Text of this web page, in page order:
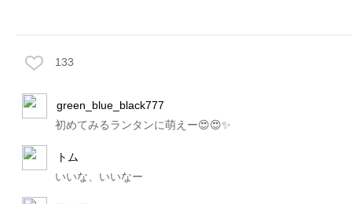
133
green_blue_black777
初めてみるランタンに萌えー😍😍✨
トム
いいな、いいなー